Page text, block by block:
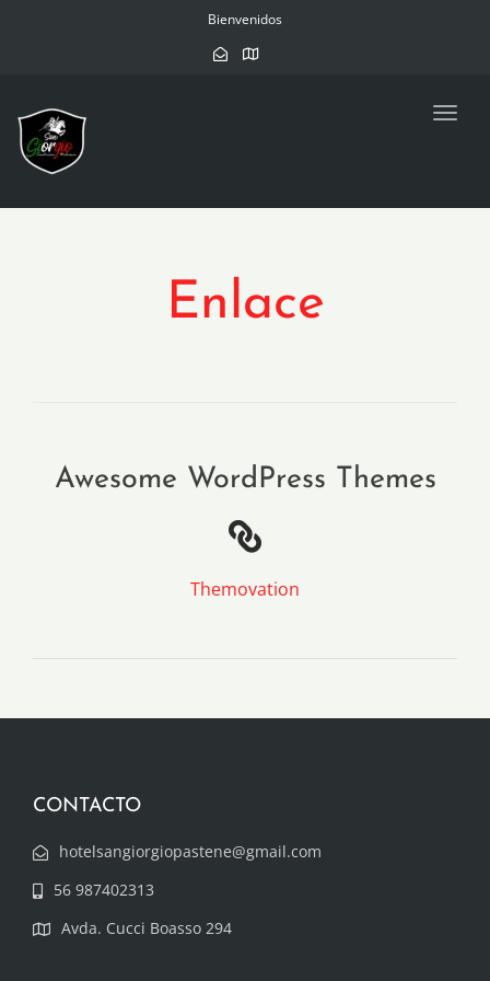
Bienvenidos
Enlace
Awesome WordPress Themes
Themovation
CONTACTO
hotelsangiorgiopastene@gmail.com
56 987402313
Avda. Cucci Boasso 294